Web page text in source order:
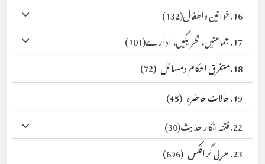
16. خواتین واطفال
(132)
17. جماعتیں، تحریکیں، ادارے
(101)
18. متفرق احکام ومسائل
(72)
19. حالات حاضرہ
(45)
22. فتنہ انکار حدیث
(30)
23. عربی گرافکس
(696)